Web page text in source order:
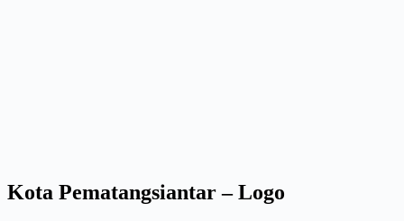
Kota Pematangsiantar – Logo